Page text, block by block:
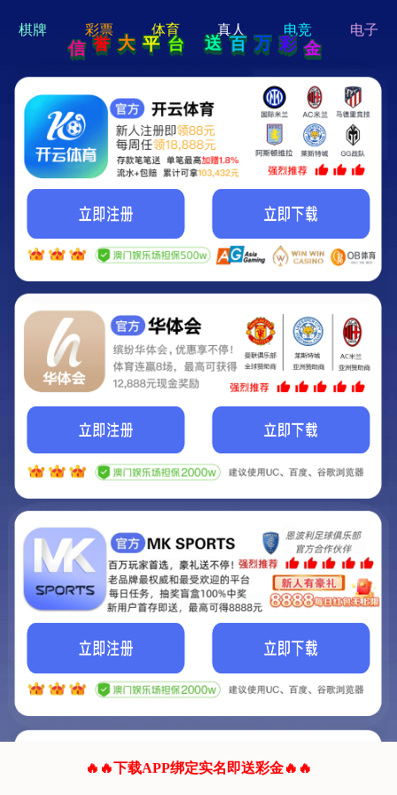
hi 💗
Hey Guys!
我们即将上线啦...
我们的网站正在建设.
它将是非常棒的网站.
联系我们!